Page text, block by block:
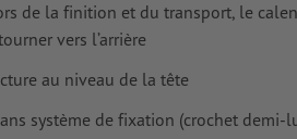
de la finition et du transport, le
vers l’arrière
au niveau de la tête
système de fixation (crochet demi-